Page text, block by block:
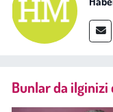
Bunlar da